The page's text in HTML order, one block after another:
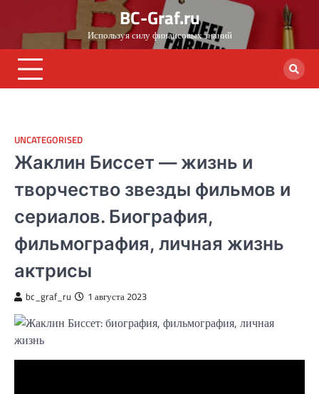
content
BC-Graf.ru
Используя силу финансовых знаний
UNCATEGORISED
Жаклин Биссет — жизнь и
творчество звезды фильмов и
сериалов. Биография,
фильмография, личная жизнь
актрисы
bc_graf_ru 1 августа 2023